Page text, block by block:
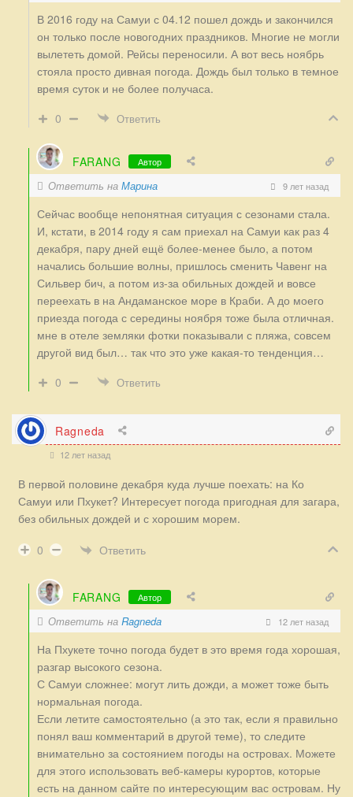
В 2016 году на Самуи с 04.12 пошел дождь и закончился
он только после новогодних праздников. Многие не могли
вылететь домой. Рейсы переносили. А вот весь ноябрь
стояла просто дивная погода. Дождь был только в темное
время суток и не более получаса.
0
Ответить
FARANG Автор
Ответить на Марина 9 лет назад
Сейчас вообще непонятная ситуация с сезонами стала.
И, кстати, в 2014 году я сам приехал на Самуи как раз 4
декабря, пару дней ещё более-менее было, а потом
начались большие волны, пришлось сменить Чавенг на
Сильвер бич, а потом из-за обильных дождей и вовсе
переехать в на Андаманское море в Краби. А до моего
приезда погода с середины ноября тоже была отличная.
мне в отеле земляки фотки показывали с пляжа, совсем
другой вид был… так что это уже какая-то тенденция…
0
Ответить
Ragneda
12 лет назад
В первой половине декабря куда лучше поехать: на Ко
Самуи или Пхукет? Интересует погода пригодная для загара,
без обильных дождей и с хорошим морем.
0
Ответить
FARANG Автор
Ответить на Ragneda 12 лет назад
На Пхукете точно погода будет в это время года хорошая,
разгар высокого сезона.
С Самуи сложнее: могут лить дожди, а может тоже быть
нормальная погода.
Если летите самостоятельно (а это так, если я правильно
понял ваш комментарий в другой теме), то следите
внимательно за состоянием погоды на островах. Можете
для этого использовать веб-камеры курортов, которые
есть на данном сайте по интересующим вас островам. Ну